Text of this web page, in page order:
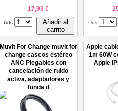
17,93 €
Uds:
Añadir al
carrito
Uds:
Muvit For Change muvit for
change cascos estéreo
ANC Plegables con
cancelación de ruido
activa, adaptadores y
funda d
Apple
1m 60W
Apple